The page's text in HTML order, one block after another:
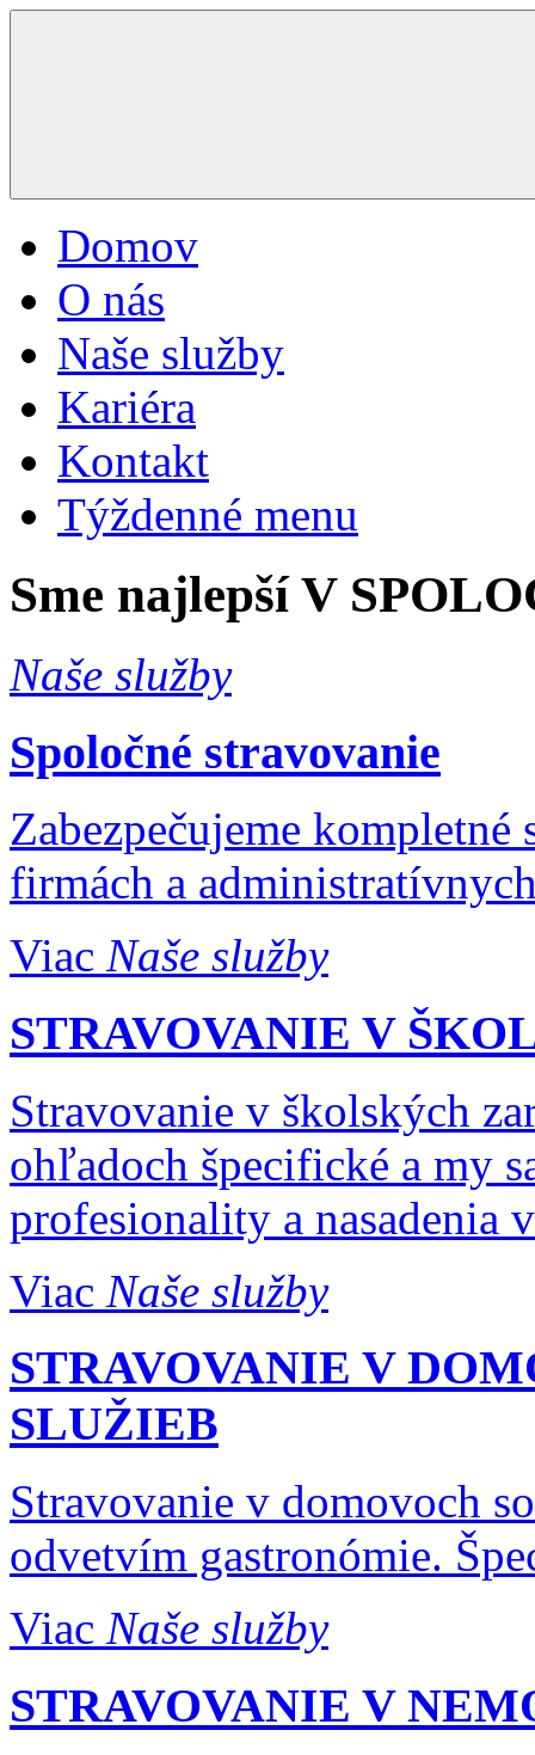
Domov
O nás
Naše služby
Kariéra
Kontakt
Týždenné menu
Sme najlepšíV
Naše služby
Spoločné stravovanie
Zabezpečujeme kompletné
firmách a
Viac Naše služby
STRAVOVANIE V
Stravovanie v školských
ohľadoch špecifické a my
profesionality a nasadenia
Viac Naše služby
STRAVOVANIE V
SLUŽIEB
Stravovanie v domovoch
odvetvím gastronómie.
Viac Naše služby
STRAVOVANIE V